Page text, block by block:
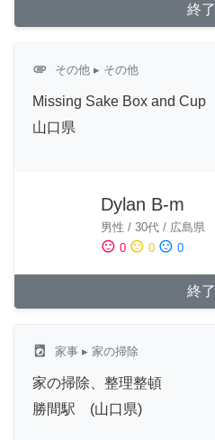
終了
attachment その他 ▸ その他
Missing Sake Box and Cup
山口県
Dylan B-m
男性 / 30代 / 広島県
sentiment_satisfied 0 sentiment_neutral 0 sentiment_dissatisfied 0
終了
local_laundry_service 家事 ▸ 家の掃除
家の掃除、整理整頓
勝間駅 (山口県)